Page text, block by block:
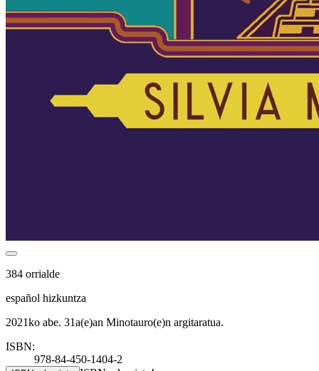
384 orrialde
español hizkuntza
2021ko abe. 31a(e)an Minotauro(e)n argitaratua.
ISBN:
978-84-450-1404-2